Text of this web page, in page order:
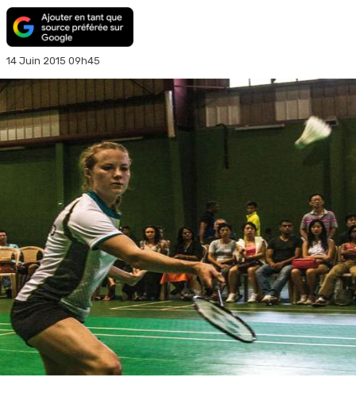
14 Juin 2015 09h45